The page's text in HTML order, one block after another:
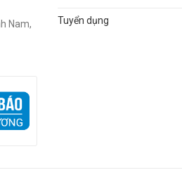
Nam,
Tuyển dụng